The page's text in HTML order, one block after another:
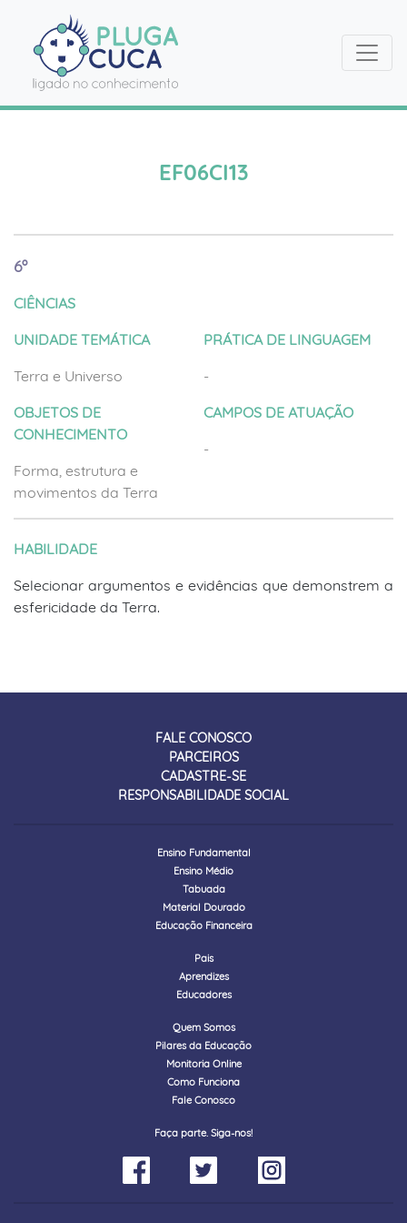
EF06CI13
6º
CIÊNCIAS
UNIDADE TEMÁTICA
Terra e Universo
OBJETOS DE
CONHECIMENTO
Forma, estrutura e
movimentos da Terra
PRÁTICA DE LINGUAGEM
-
CAMPOS DE ATUAÇÃO
-
HABILIDADE
Selecionar argumentos e evidências que demonstrem a
esfericidade da Terra.
FALE CONOSCO
PARCEIROS
CADASTRE-SE
RESPONSABILIDADE SOCIAL
Ensino Fundamental
Ensino Médio
Tabuada
Material Dourado
Educação Financeira
Pais
Aprendizes
Educadores
Quem Somos
Pilares da Educação
Monitoria Online
Como Funciona
Fale Conosco
Faça parte. Siga-nos!